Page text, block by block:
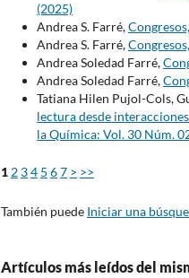
(2025)
Andrea S. Farré,
Andrea S. Farré,
Andrea Soledad Farré,
Andrea Soledad Farré,
Tatiana Hilen Pujol-Cols,
lectura desde
la Química: Vol. 30 Núm.
12 34 5 67 > >>
También puede Iniciar una
Artículos más leídos del